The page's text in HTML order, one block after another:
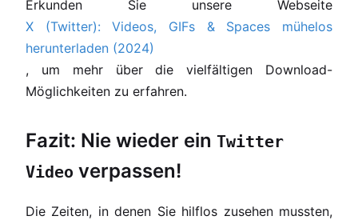
Erkunden Sie unsere Webseite
X (Twitter): Videos, GIFs & Spaces mühelos
herunterladen (2024)
, um mehr über die vielfältigen Download-
Möglichkeiten zu erfahren.
Fazit: Nie wieder ein Twitter
Video verpassen!
Die Zeiten, in denen Sie hilflos zusehen mussten,